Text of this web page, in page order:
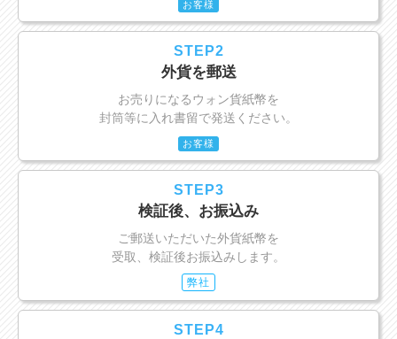
お客様
STEP2
外貨を郵送
お売りになるウォン貨紙幣を
封筒等に入れ書留で発送ください。
お客様
STEP3
検証後、お振込み
ご郵送いただいた外貨紙幣を
受取、検証後お振込みします。
弊社
STEP4